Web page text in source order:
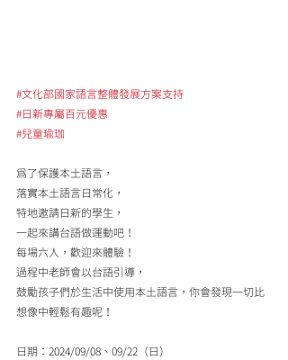
#文化部國家語言整體發展方案支持
#日新專屬百元優惠
#兒童瑜珈
為了保護本土語言，
落實本土語言日常化，
特地邀請日新的學生，
一起來講台語做運動吧！
每場六人，歡迎來體驗！
過程中老師會以台語引導，
鼓勵孩子們於生活中使用本土語言，你會發現一切比
想像中輕鬆有趣呢！
日期：2024/09/08、09/22（日）